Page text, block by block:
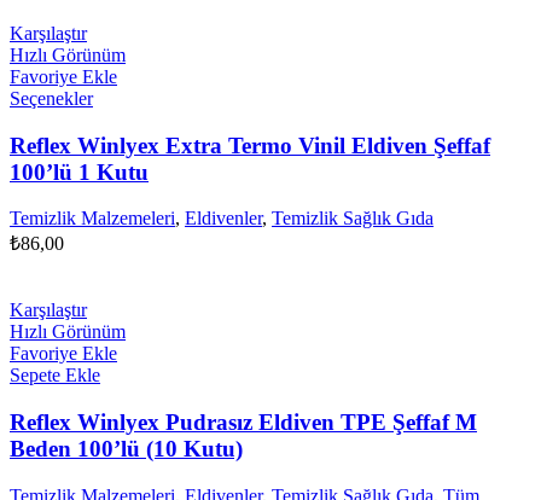
Karşılaştır
Hızlı Görünüm
Favoriye Ekle
SeçeneklerBu
birden
fazla
varyasyonu
Seçenekler
Reflex Winlyex Extra Termo Vinil Eldiven Şeffaf
100’lü 1 Kutu
Temizlik Malzemeleri, Eldivenler, Temizlik Sağlık Gıda
₺86,00
Karşılaştır
Hızlı Görünüm
Favoriye Ekle
Sepete Ekle
Reflex Winlyex Pudrasız Eldiven TPE Şeffaf M
Beden 100’lü (10 Kutu)
Temizlik Malzemeleri, Eldivenler, Temizlik Sağlık Gıda, Tüm